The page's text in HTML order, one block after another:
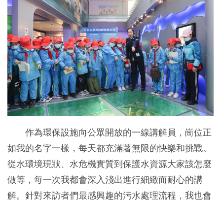
作為環保設施向公眾開放的一線講解員，崗位正
如我的名字一樣，每天都充滿著無限的快樂和挑戰。
從水環境現狀、水危機實質到保護水資源大家該怎麼
做等，每一次我都會深入淺出進行細緻而耐心的講
解。針對來訪者們最感興趣的污水處理流程，我也會